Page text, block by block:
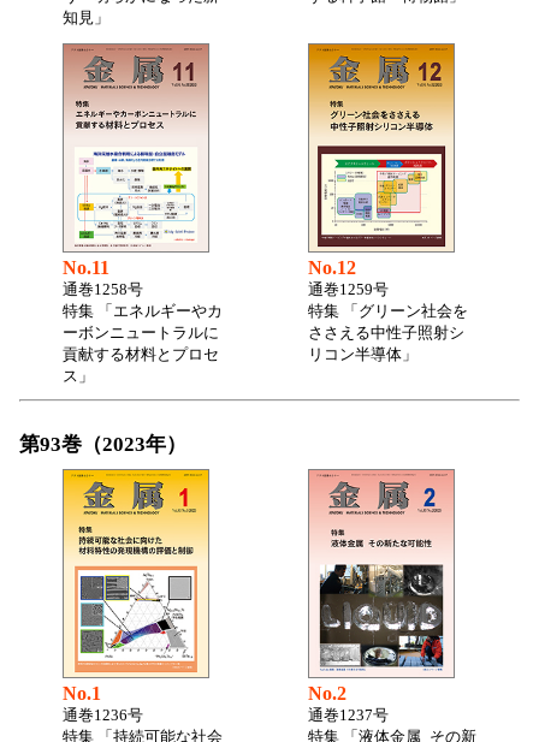
知見」
No.11
通巻1258号
特集 「エネルギーやカ
ーボンニュートラルに
貢献する材料とプロセ
ス」
No.12
通巻1259号
特集 「グリーン社会を
ささえる中性子照射シ
リコン半導体」
第93巻（2023年）
No.1
通巻1236号
特集 「持続可能な社会
No.2
通巻1237号
特集 「液体金属 その新